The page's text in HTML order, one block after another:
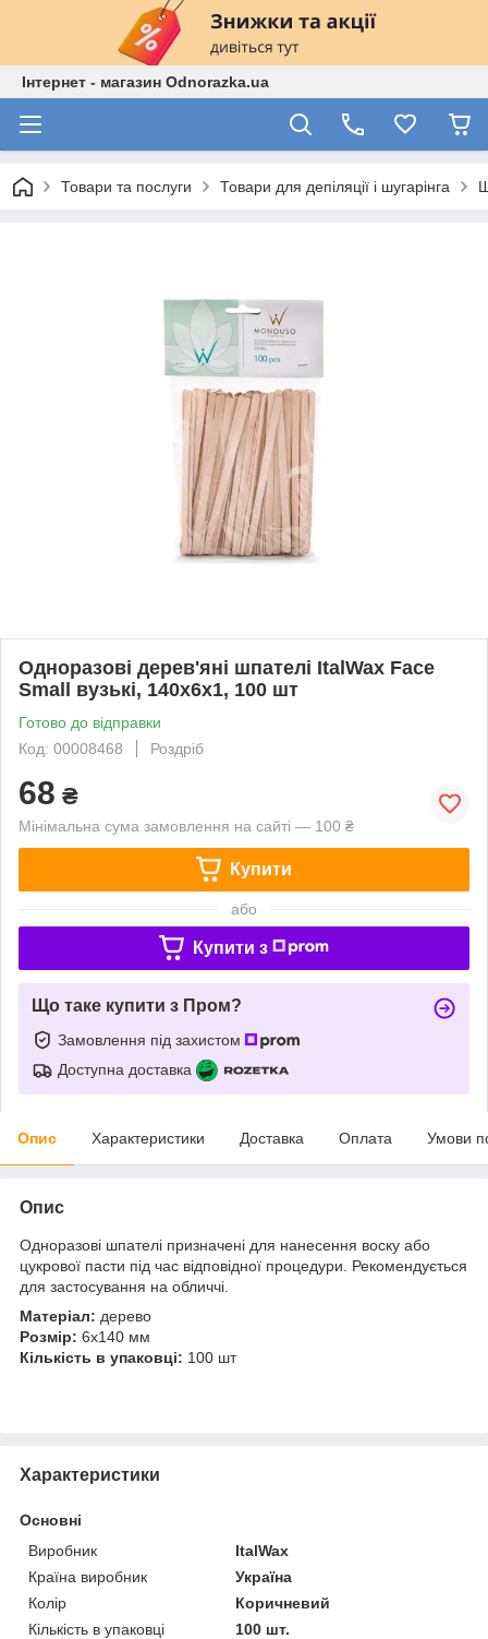
Інтернет - магазин Odnorazka.ua
Товари та послуги Товари для депіляції і шугарінга
Одноразові дерев'яні шпателі ItalWax Face
Small вузькі, 140х6х1, 100 шт
Готово до відправки
Код: 00008468
Роздріб
68 ₴
Мінімальна сума замовлення на сайті — 100 ₴
Купити
або
Купити з
Що таке купити з Пром?
Замовлення під захистом
Доступна доставка
Опис Характеристики Доставка Оплата Умови
Опис
Одноразові шпателі призначені для нанесення воску або
цукрової пасти під час відповідної процедури. Рекомендується
для застосування на обличчі.
Матеріал: дерево
Розмір: 6x140 мм
Кількість в упаковці: 100 шт
Характеристики
Основні
Виробник
ItalWax
Країна виробник
Україна
Колір
Коричневий
Кількість в упаковці
100 шт.